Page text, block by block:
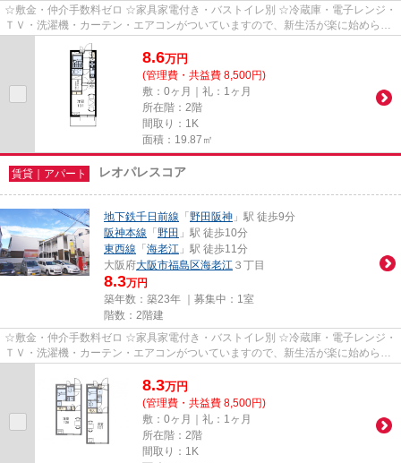
☆敷金・仲介手数料ゼロ ☆家具家電付き・バストイレ別 ☆冷蔵庫・電子レンジ・
ＴＶ・洗濯機・カーテン・エアコンがついていますので、新生活が楽に始められ
8.6万円
(管理費・共益費 8,500円)
敷：0ヶ月｜礼：1ヶ月
所在階：2階
間取り：1K
面積：19.87㎡
賃貸｜アパート レオパレスコア
地下鉄千日前線 「 野田阪神 」駅 徒歩9分
阪神本線 「 野田 」駅 徒歩10分
東西線 「 海老江 」駅 徒歩11分
大阪府大阪市福島区海老江 ３丁目
8.3万円
築年数：築23年 ｜募集中： 1室
階数：2階建
☆敷金・仲介手数料ゼロ ☆家具家電付き・バストイレ別 ☆冷蔵庫・電子レンジ・
ＴＶ・洗濯機・カーテン・エアコンがついていますので、新生活が楽に始められ
8.3万円
(管理費・共益費 8,500円)
敷：0ヶ月｜礼：1ヶ月
所在階：2階
間取り：1K